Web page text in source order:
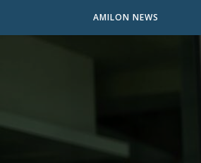
AMILON NEWS